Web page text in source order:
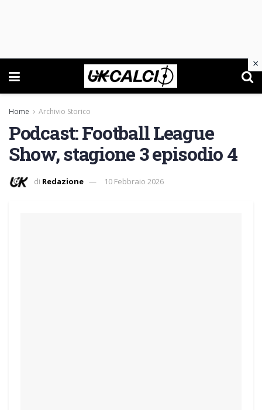
Home Archivio Storico
Podcast: Football League
Show, stagione 3 episodio 4
di Redazione 10 Febbraio 2026
×